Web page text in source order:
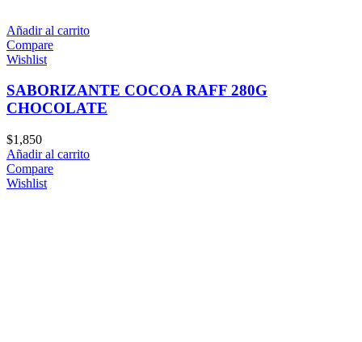
Añadir al carrito
Compare
Wishlist
SABORIZANTE COCOA RAFF 280G
CHOCOLATE
$1,850
Añadir al carrito
Compare
Wishlist